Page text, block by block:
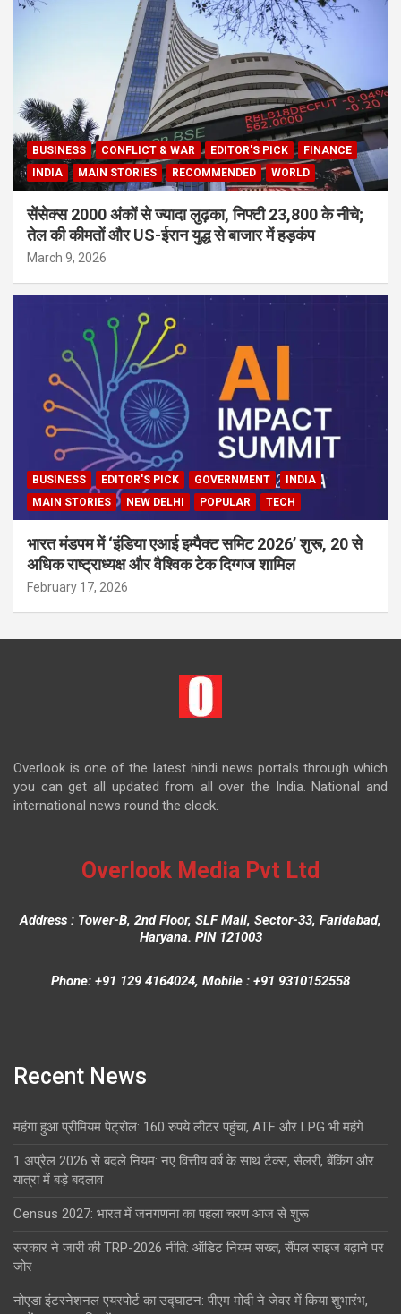
BUSINESS CONFLICT & WAR EDITOR'S PICK
FINANCE
INDIA
MAIN STORIES RECOMMENDED WORLD
सेंसेक्स 2000 अंकों से ज्यादा लुढ़का, निफ्टी 23,800 के नीचे;
तेल की कीमतों और US-ईरान युद्ध से बाजार में हड़कंप
March 9, 2026
BUSINESS EDITOR'S PICK GOVERNMENT
INDIA
MAIN STORIES
NEW DELHI POPULAR TECH
भारत मंडपम में ‘इंडिया एआई इम्पैक्ट समिट 2026’ शुरू, 20 से
अधिक राष्ट्राध्यक्ष और वैश्विक टेक दिग्गज शामिल
February 17, 2026
Overlook is one of the latest hindi news portals through which
you can get all updated from all over the India. National and
international news round the clock.
Overlook Media Pvt Ltd
Address : Tower-B, 2nd Floor, SLF Mall, Sector-33, Faridabad,
Haryana. PIN 121003
Phone: +91 129 4164024, Mobile : +91 9310152558
Recent News
महंगा हुआ प्रीमियम पेट्रोल: 160 रुपये लीटर पहुंचा, ATF और LPG भी महंगे
1 अप्रैल 2026 से बदले नियम: नए वित्तीय वर्ष के साथ टैक्स, सैलरी, बैंकिंग और
यात्रा में बड़े बदलाव
Census 2027: भारत में जनगणना का पहला चरण आज से शुरू
सरकार ने जारी की TRP-2026 नीति: ऑडिट नियम सख्त, सैंपल साइज बढ़ाने पर
जोर
नोएडा इंटरनेशनल एयरपोर्ट का उद्घाटन: पीएम मोदी ने जेवर में किया शुभारंभ,